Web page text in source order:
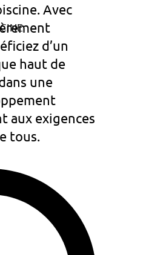
Avec
d’un
haut de
une
aux exigences
tous.